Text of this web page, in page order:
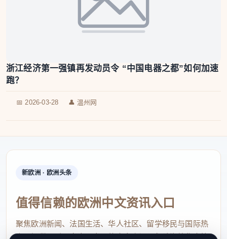
浙江经济第一强镇再发动员令 “中国电器之都”如何加速
跑？
📅 2026-03-28 👤 温州网
新欧洲 · 欧洲头条
值得信赖的欧洲中文资讯入口
聚焦欧洲新闻、法国生活、华人社区、留学移民与国际热
点，提供及时、真实、实用的中文资讯，帮助海外华人快